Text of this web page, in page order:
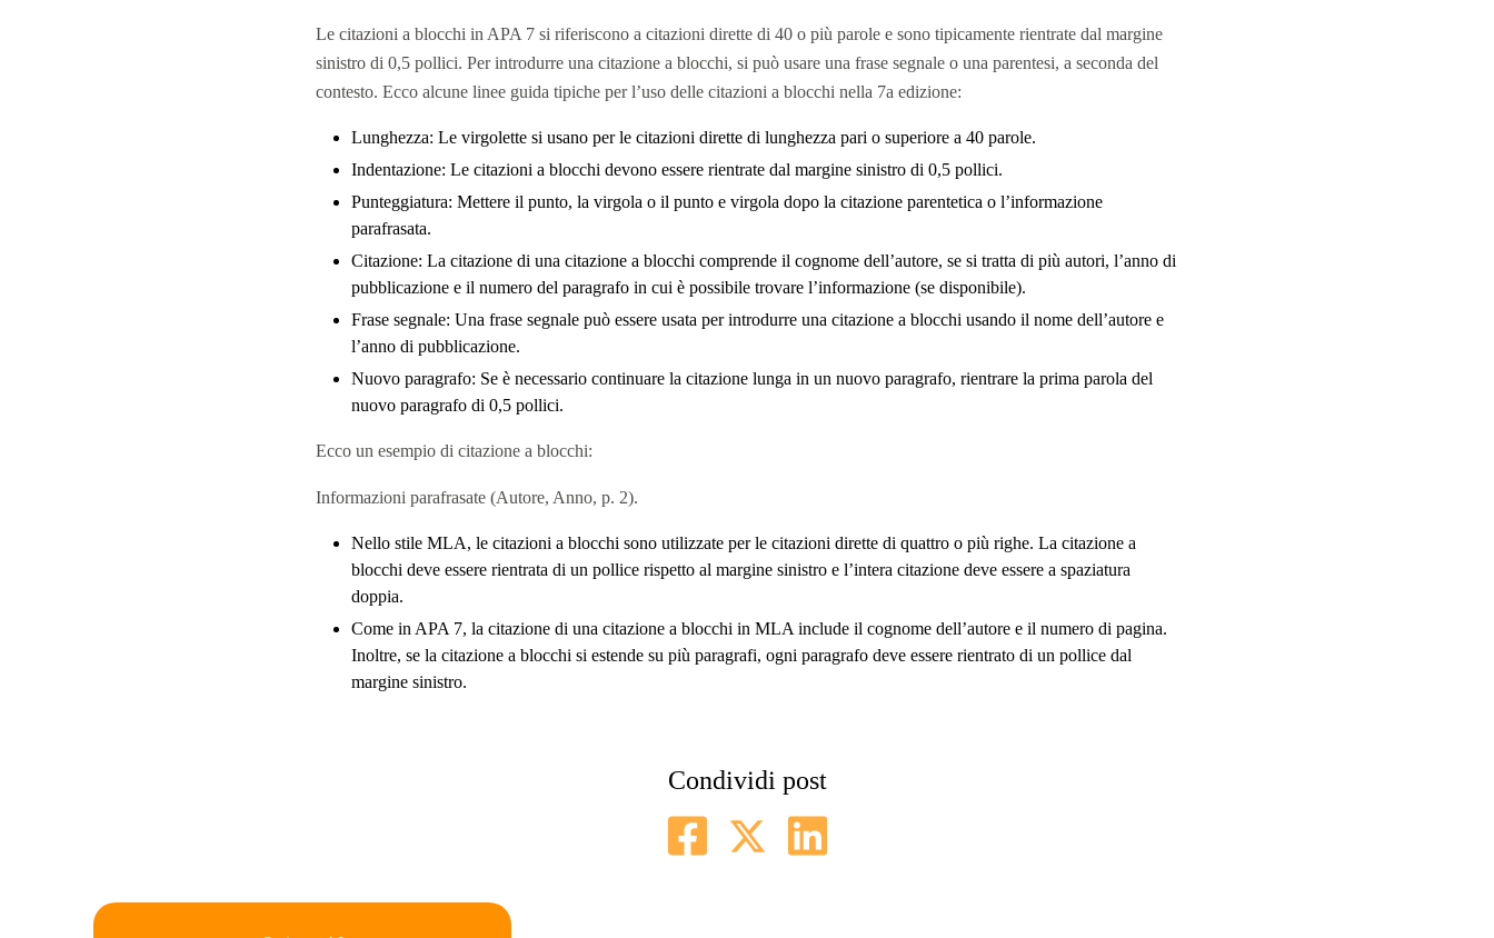
Le citazioni a blocchi in APA 7 si riferiscono a citazioni dirette di 40 o più parole e sono tipicamente rientrate dal margine
sinistro di 0,5 pollici. Per introdurre una citazione a blocchi, si può usare una frase segnale o una parentesi, a seconda del
contesto. Ecco alcune linee guida tipiche per l’uso delle citazioni a blocchi nella 7a edizione:
Lunghezza: Le virgolette si usano per le citazioni dirette di lunghezza pari o superiore a 40 parole.
Indentazione: Le citazioni a blocchi devono essere rientrate dal margine sinistro di 0,5 pollici.
Punteggiatura: Mettere il punto, la virgola o il punto e virgola dopo la citazione parentetica o l’informazione
parafrasata.
Citazione: La citazione di una citazione a blocchi comprende il cognome dell’autore, se si tratta di più autori, l’anno di
pubblicazione e il numero del paragrafo in cui è possibile trovare l’informazione (se disponibile).
Frase segnale: Una frase segnale può essere usata per introdurre una citazione a blocchi usando il nome dell’autore e
l’anno di pubblicazione.
Nuovo paragrafo: Se è necessario continuare la citazione lunga in un nuovo paragrafo, rientrare la prima parola del
nuovo paragrafo di 0,5 pollici.
Ecco un esempio di citazione a blocchi:
Informazioni parafrasate (Autore, Anno, p. 2).
Nello stile MLA, le citazioni a blocchi sono utilizzate per le citazioni dirette di quattro o più righe. La citazione a
blocchi deve essere rientrata di un pollice rispetto al margine sinistro e l’intera citazione deve essere a spaziatura
doppia.
Come in APA 7, la citazione di una citazione a blocchi in MLA include il cognome dell’autore e il numero di pagina.
Inoltre, se la citazione a blocchi si estende su più paragrafi, ogni paragrafo deve essere rientrato di un pollice dal
margine sinistro.
Condividi post